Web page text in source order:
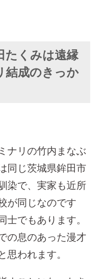
たくみは遠縁
結成のきっか
ナリの竹内まなぶ
同じ茨城県鉾田市
染で、実家も近所
が同じなのです
士でもあります。
の息のあった漫才
思われます。